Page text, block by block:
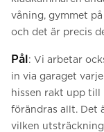
våning, gymmet
och det är precis
Pål: Vi arbetar
in via garaget
hissen rakt upp till
förändras allt. Det
vilken